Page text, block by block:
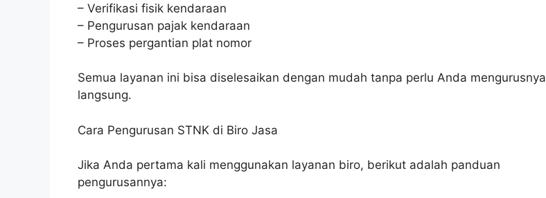
– Verifikasi fisik kendaraan
– Pengurusan pajak kendaraan
– Proses pergantian plat nomor
Semua layanan ini bisa diselesaikan dengan mudah tanpa perlu Anda mengurusnya
langsung.
Cara Pengurusan STNK di Biro Jasa
Jika Anda pertama kali menggunakan layanan biro, berikut adalah panduan
pengurusannya: